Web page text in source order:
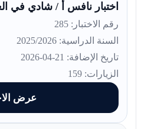
اختبار نافس أ / شادي في
رقم الاختبار: 285
السنة الدراسية: 2025/2026
تاريخ الإضافة: 21-04-2026
الزيارات: 159
عرض